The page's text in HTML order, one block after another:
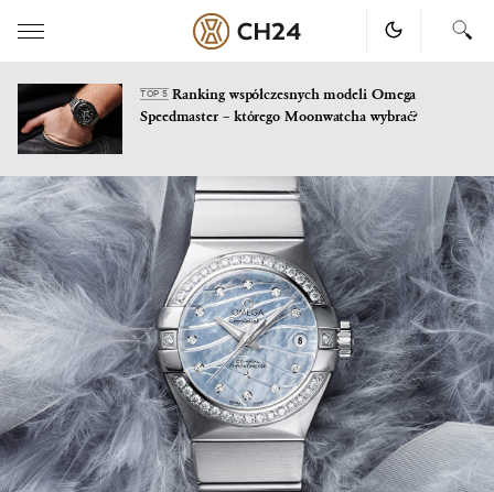
Skip
to
content
TOP 5Ranking współczesnych modeli Omega
Speedmaster – którego Moonwatcha wybrać?